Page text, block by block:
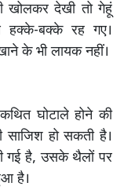
खोलकर देखी तो गेहूं
हक्के-बक्के रह गए।
के भी लायक नहीं।
घोटाले होने की
हो सकती है।
गई है, उसके थैलों पर
है।